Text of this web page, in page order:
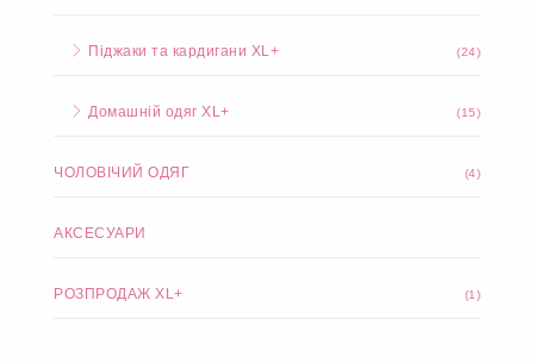
Піджаки та кардигани XL+ (24)
Домашній одяг XL+ (15)
ЧОЛОВІЧИЙ ОДЯГ (4)
АКСЕСУАРИ
РОЗПРОДАЖ XL+ (1)